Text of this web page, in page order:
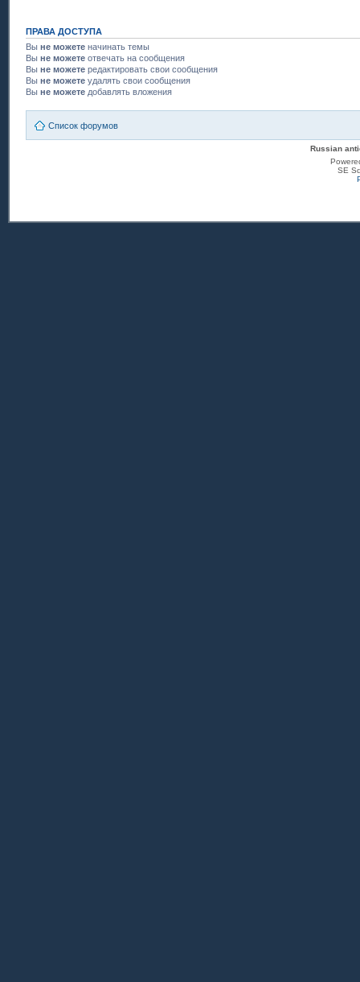
ПРАВА ДОСТУПА
Вы не можете начинать темы
Вы не можете отвечать на сообщения
Вы не можете редактировать свои сообщения
Вы не можете удалять свои сообщения
Вы не можете добавлять вложения
Список форумов
Russian
SE